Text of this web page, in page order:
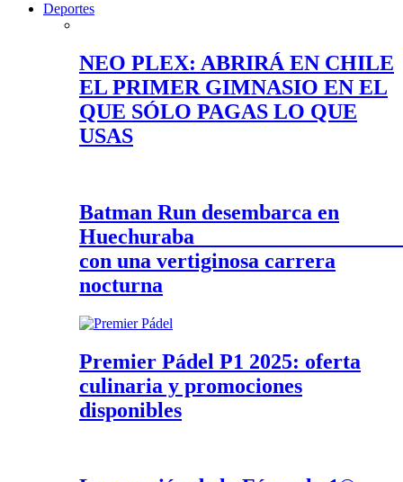
Deportes
NEO PLEX: ABRIRÁ EN CHILE
EL PRIMER GIMNASIO EN EL
QUE SÓLO PAGAS LO QUE
USAS
Batman Run desembarca en
con una vertiginosa carrera
nocturna
Premier Pádel P1 2025: oferta
culinaria y promociones
disponibles